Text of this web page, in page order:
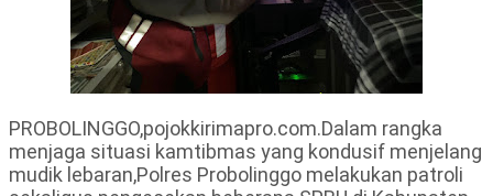
PROBOLINGGO,pojokkirimapro.com.Dalam rangka
menjaga situasi kamtibmas yang kondusif menjelang
mudik lebaran,Polres Probolinggo melakukan patroli